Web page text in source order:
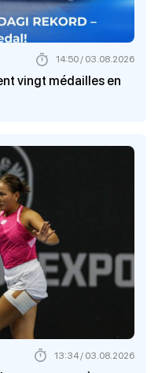
vingt médailles en
14:50 / 03.08.2026
13:34 / 03.08.2026